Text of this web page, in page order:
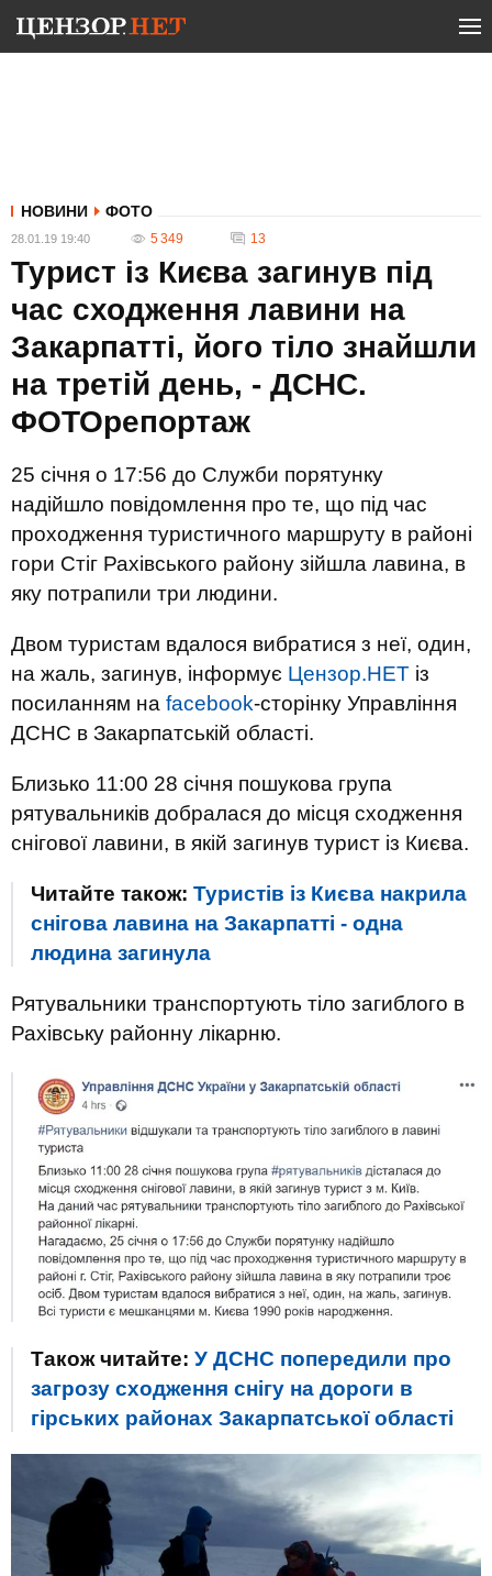
НОВИНИ ФОТО
28.01.19 19:40 5 349 13
Турист із Києва загинув під
час сходження лавини на
Закарпатті, його тіло знайшли
на третій день, - ДСНС.
ФОТОрепортаж
25 січня о 17:56 до Служби порятунку
надійшло повідомлення про те, що під час
проходження туристичного маршруту в районі
гори Стіг Рахівського району зійшла лавина, в
яку потрапили три людини.
Двом туристам вдалося вибратися з неї, один,
на жаль, загинув, інформує Цензор.НЕТ із
посиланням на facebook-сторінку Управління
ДСНС в Закарпатській області.
Близько 11:00 28 січня пошукова група
рятувальників добралася до місця сходження
снігової лавини, в якій загинув турист із Києва.
Читайте також: Туристів із Києва накрила
снігова лавина на Закарпатті - одна
людина загинула
Рятувальники транспортують тіло загиблого в
Рахівську районну лікарню.
Також читайте: У ДСНС попередили про
загрозу сходження снігу на дороги в
гірських районах Закарпатської області